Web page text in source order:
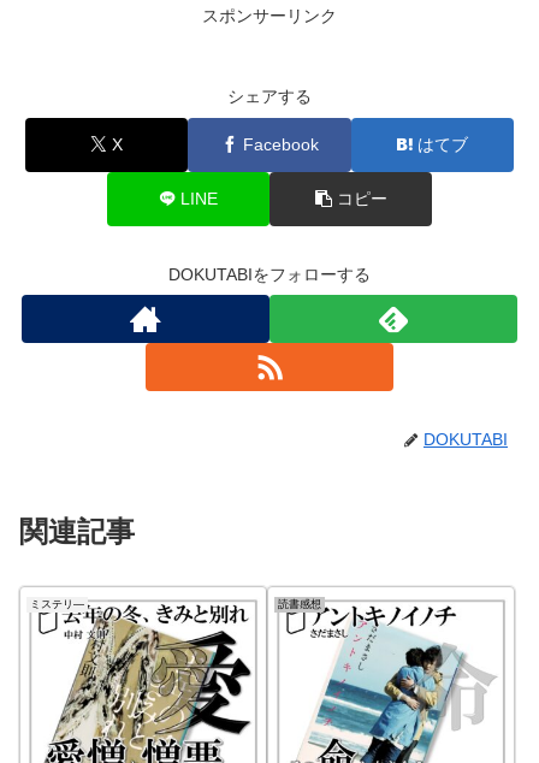
スポンサーリンク
シェアする
X Facebook はてブ
LINE コピー
DOKUTABIをフォローする
DOKUTABI
関連記事
ミステリ― 読書感想